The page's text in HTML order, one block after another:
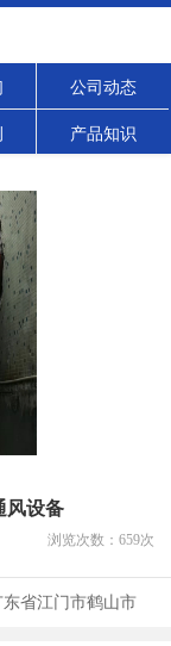
公司动态
产品知识
风设备
浏览次数： 659次
东省江门市鹤山市